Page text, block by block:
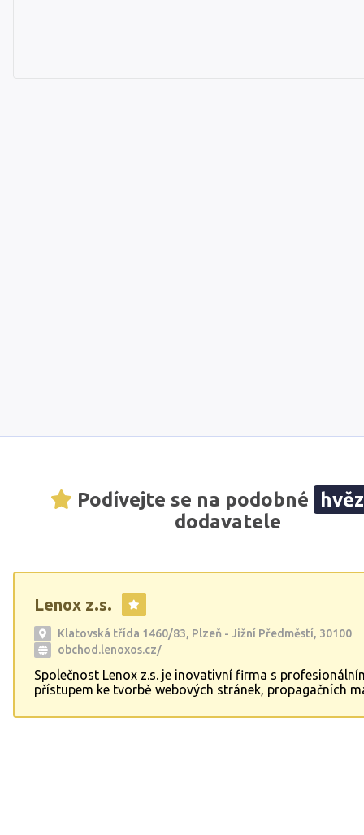
Podívejte se na podobné
dodavatele
Lenox z.s.
Klatovská třída 1460/83, Plzeň - Jižní Předměstí, 30100
obchod.lenoxos.cz/
Společnost Lenox z.s. je inovativní firma s
přístupem ke tvorbě webových stránek, propagačních
moderování a organizování kulturních akcí. Nabízíme